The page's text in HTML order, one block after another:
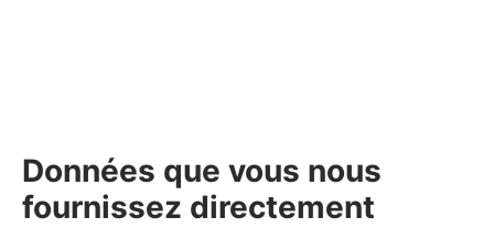
Données que vous nous
fournissez directement